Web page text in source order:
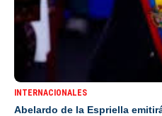
INTERNACIONALES
Abelardo de la Espriella